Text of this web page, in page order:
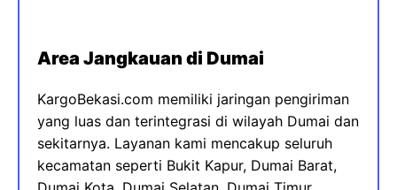
Area Jangkauan di Dumai
KargoBekasi.com memiliki jaringan pengiriman
yang luas dan terintegrasi di wilayah Dumai dan
sekitarnya. Layanan kami mencakup seluruh
kecamatan seperti Bukit Kapur, Dumai Barat,